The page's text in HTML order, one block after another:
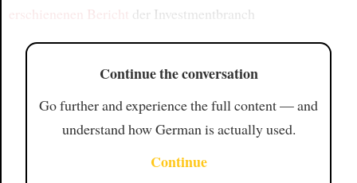
erschienenen Bericht der Investmentbranch
Continue the conversation
Go further and experience the full content — and
understand how German is actually used.
Continue